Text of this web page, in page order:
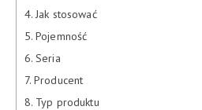
Jak stosować
Pojemność
Seria
Producent
Typ produktu